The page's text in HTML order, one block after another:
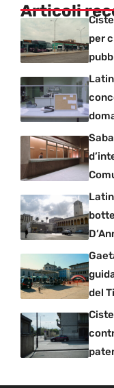
Articoli
per
del